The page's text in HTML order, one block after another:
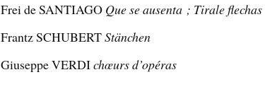
Frei de SANTIAGO Que se ausenta ; Tirale flechas
Frantz SCHUBERTStänchen
Giuseppe VERDIchœurs d’opéras